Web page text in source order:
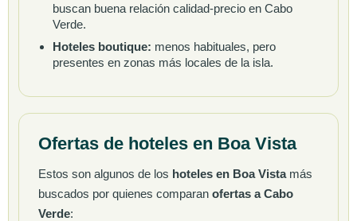
buscan buena relación calidad-precio en Cabo
Verde.
Hoteles boutique: menos habituales, pero
presentes en zonas más locales de la isla.
Ofertas de hoteles en Boa Vista
Estos son algunos de los hoteles en Boa Vistamás
buscados por quienes comparan ofertas a Cabo
Verde: